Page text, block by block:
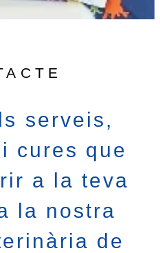
serveis,
cures que
a la teva
la nostra
de